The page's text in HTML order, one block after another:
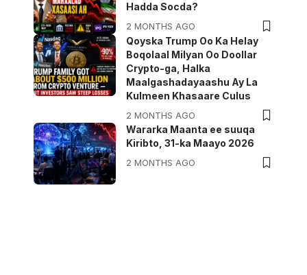
Hadda Socda?
2 MONTHS AGO
Qoyska Trump Oo Ka Helay
Boqolaal Milyan Oo Doollar
Crypto-ga, Halka
Maalgashadayaashu Ay La
Kulmeen Khasaare Culus
2 MONTHS AGO
Wararka Maanta ee suuqa
Kiribto, 31-ka Maayo 2026
2 MONTHS AGO